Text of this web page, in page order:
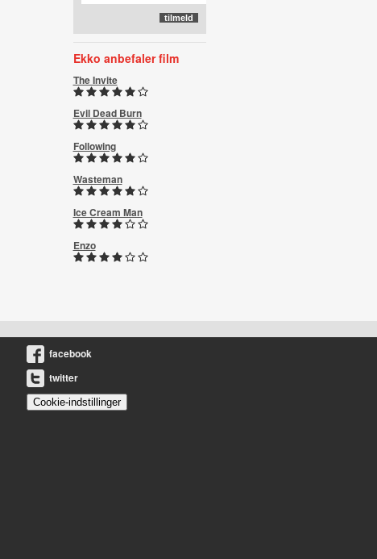
Ekko anbefaler film
The Invite
Evil Dead Burn
Following
Wasteman
Ice Cream Man
Enzo
facebook
twitter
Cookie-indstillinger